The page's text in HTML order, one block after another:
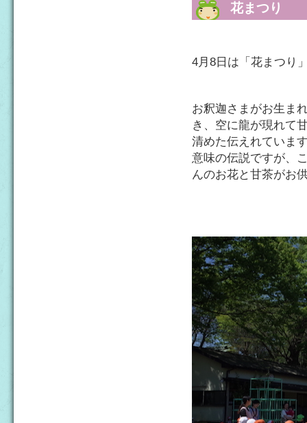
花まつり
4月8日は「花まつり
お釈迦さまがお生ま
き、空に龍が現れて
清めた伝えれていま
意味の伝説ですが、
んのお花と甘茶がお